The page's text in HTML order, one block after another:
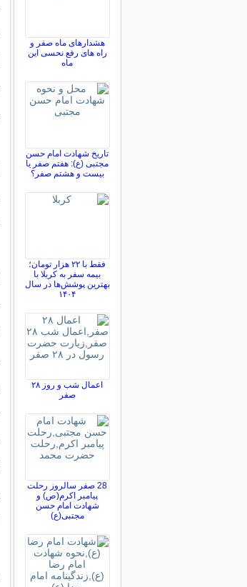
هشدارهای ماه صفر و
راه های رفع نحسی این
ماه
تاریخ شهادت امام حسن
مجتبی (ع): هفتم صفر یا
بیست و هشتم صفر؟
فقط با ۲۲ هزار تومان؛
بیمه سفر به کربلا با
بهترین پوشش‌ها در سال
۱۴۰۴
اعمال شب و روز ۲۸
صفر
28 صفر سالروز رحلت
پیامبر اکرم(ص) و
شهادت امام حسن
مجتبی(ع)